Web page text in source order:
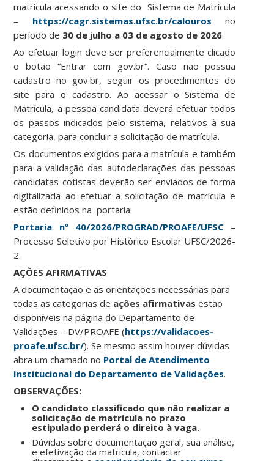
matrícula acessando o site do Sistema de Matrícula
– https://cagr.sistemas.ufsc.br/calouros no
período de 30 de julho a 03 de agosto de 2026.
Ao efetuar login deve ser preferencialmente clicado
o botão “Entrar com gov.br”. Caso não possua
cadastro no gov.br, seguir os procedimentos do
site para o cadastro. Ao acessar o Sistema de
Matrícula, a pessoa candidata deverá efetuar todos
os passos indicados pelo sistema, relativos à sua
categoria, para concluir a solicitação de matrícula.
Os documentos exigidos para a matrícula e também
para a validação das autodeclarações das pessoas
candidatas cotistas deverão ser enviados de forma
digitalizada ao efetuar a solicitação de matrícula e
estão definidos na portaria:
Portaria nº 40/2026/PROGRAD/PROAFE/UFSC–
Processo Seletivo por Histórico Escolar UFSC/2026-
2.
AÇÕES AFIRMATIVAS
A documentação e as orientações necessárias para
todas as categorias de ações afirmativas estão
disponíveis na página do Departamento de
Validações – DV/PROAFE (https://validacoes-
proafe.ufsc.br/). Se mesmo assim houver dúvidas
abra um chamado no Portal de Atendimento
Institucional do Departamento de Validações.
OBSERVAÇÕES:
O candidato classificado que não realizar a
solicitação de matrícula no prazo
estipulado perderá o direito à vaga.
Dúvidas sobre documentação geral, sua análise,
e efetivação da matrícula, contactar